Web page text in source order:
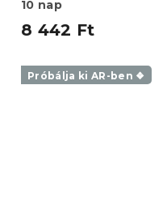
10 nap
8 442 Ft
Próbálja ki AR-ben ❖